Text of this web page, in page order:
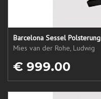
Barcelona Sessel Polsterung
Mies van der Rohe, Ludwig
€ 999.00